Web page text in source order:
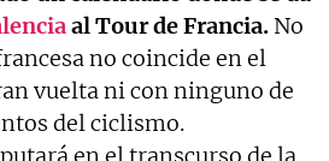
al Tour de Francia. No
no coincide en el
vuelta ni con ninguno de
del ciclismo.
en el transcurso de la